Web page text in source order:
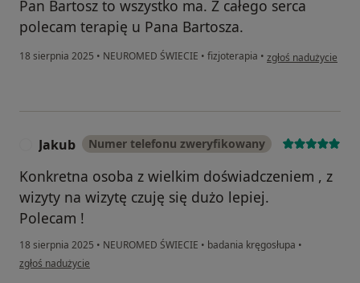
Pan Bartosz to wszystko ma. Z całego serca
polecam terapię u Pana Bartosza.
18 sierpnia 2025 • NEUROMED ŚWIECIE • fizjoterapia • w opinii użytkownika
zgłoś nadużycie
Jakub Numer telefonu zweryfikowany
Konkretna osoba z wielkim doświadczeniem , z
wizyty na wizytę czuję się dużo lepiej.
Polecam !
18 sierpnia 2025 • NEUROMED ŚWIECIE • badania kręgosłupa •
w opinii użytkownika Jakub
zgłoś nadużycie